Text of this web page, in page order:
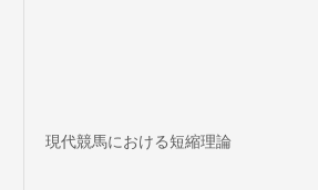
現代競馬における短縮理論